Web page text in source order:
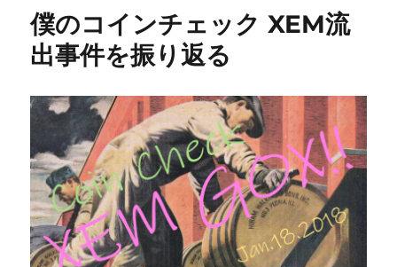
僕のコインチェック XEM流
出事件を振り返る